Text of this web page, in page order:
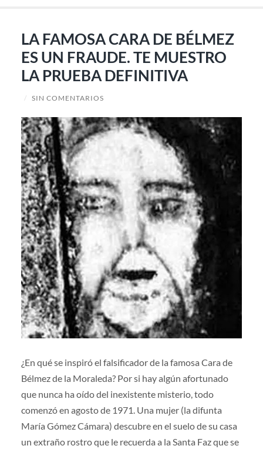
LA FAMOSA CARA DE BÉLMEZ
ES UN FRAUDE. TE MUESTRO
LA PRUEBA DEFINITIVA
/ SIN COMENTARIOS
¿En qué se inspiró el falsificador de la famosa Cara de
Bélmez de la Moraleda? Por si hay algún afortunado
que nunca ha oído del inexistente misterio, todo
comenzó en agosto de 1971. Una mujer (la difunta
María Gómez Cámara) descubre en el suelo de su casa
un extraño rostro que le recuerda a la Santa Faz que se